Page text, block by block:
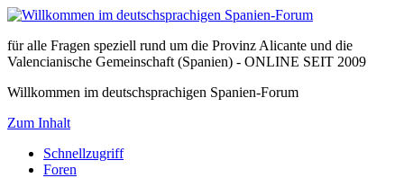
für alle Fragen speziell rund um die Provinz Alicante und die
Valencianische Gemeinschaft (Spanien) - ONLINE SEIT 2009
Willkommen im deutschsprachigen Spanien-Forum
Zum Inhalt
Schnellzugriff
Foren